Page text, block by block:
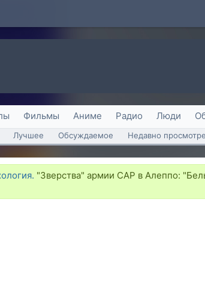
Фильмы Аниме Радио Люди
Лучшее Обсуждаемое Недавно
"Зверства" армии САР в Алеппо: